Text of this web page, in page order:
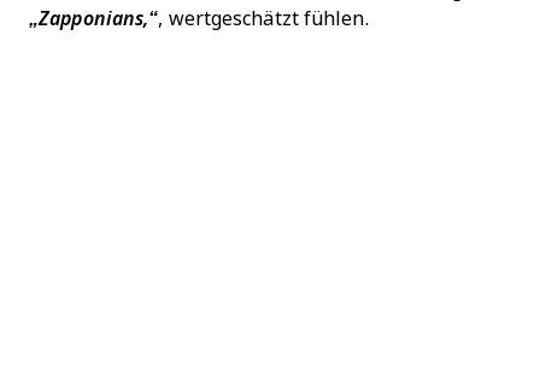
„Zapponians,“, wertgeschätzt fühlen.